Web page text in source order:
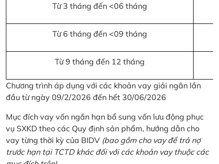
Từ 3 tháng đến <06 tháng
Từ 6 tháng đến <09 tháng
Từ 9 tháng đến 12 tháng
Chương trình áp dụng với các khoản vay giải ngân lần
đầu từ ngày 09/2/2026 đến hết 30/06/2026
Mục đích vay vốn ngắn hạn bổ sung vốn lưu động phục
vụ SXKD theo các Quy định sản phẩm, hướng dẫn cho
vay từng thời kỳ của BIDV (bao gồm cho vay để trả nợ
trước hạn tại TCTD khác đối với các khoản vay thuộc các